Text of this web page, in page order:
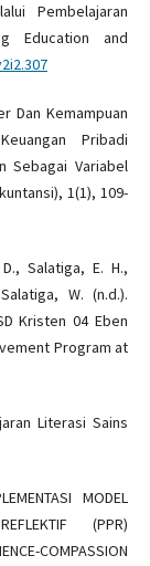
Pembelajaran
Education and
Dan Kemampuan
Pribadi
Sebagai Variabel
1(1), 109-
Salatiga, E. H.,
W. (n.d.).
Kristen 04 Eben
Program at
Literasi Sains
MODEL
(PPR)
COMPASSION